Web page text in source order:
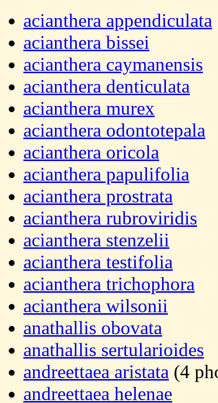
acianthera appendiculata
acianthera bissei
acianthera caymanensis
acianthera denticulata
acianthera murex
acianthera odontotepala
acianthera oricola
acianthera papulifolia
acianthera prostrata
acianthera rubroviridis
acianthera stenzelii
acianthera testifolia
acianthera trichophora
acianthera wilsonii
anathallis obovata
anathallis sertularioides
andreettaea aristata (4
andreettaea helenae